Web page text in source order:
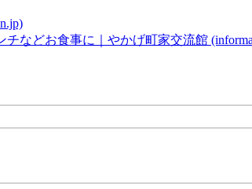
などお食事に｜やかげ町家交流館